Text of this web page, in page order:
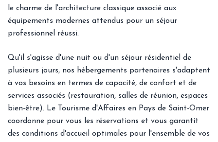
le charme de l'architecture classique associé aux
équipements modernes attendus pour un séjour
professionnel réussi.
Qu'il s'agisse d'une nuit ou d'un séjour résidentiel de
plusieurs jours, nos hébergements partenaires s'adaptent
à vos besoins en termes de capacité, de confort et de
services associés (restauration, salles de réunion, espaces
bien-être). Le Tourisme d'Affaires en Pays de Saint-Omer
coordonne pour vous les réservations et vous garantit
des conditions d'accueil optimales pour l'ensemble de vos